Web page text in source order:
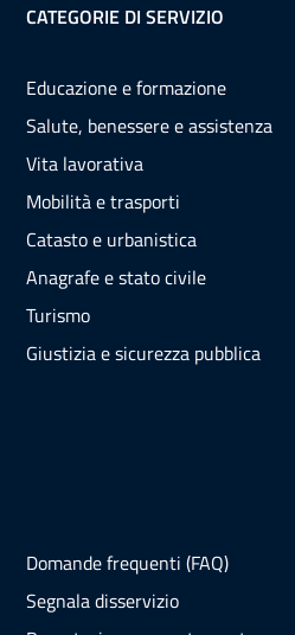
CATEGORIE DI SERVIZIO
Educazione e formazione
Salute, benessere e assistenza
Vita lavorativa
Mobilità e trasporti
Catasto e urbanistica
Anagrafe e stato civile
Turismo
Giustizia e sicurezza pubblica
Domande frequenti (FAQ)
Segnala disservizio